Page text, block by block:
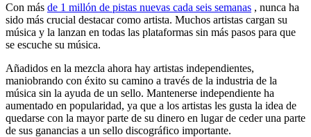
Con más de 1 millón de pistas nuevas cada seis semanas , nunca ha
sido más crucial destacar como artista. Muchos artistas cargan su
música y la lanzan en todas las plataformas sin más pasos para que
se escuche su música.
Añadidos en la mezcla ahora hay artistas independientes,
maniobrando con éxito su camino a través de la industria de la
música sin la ayuda de un sello. Mantenerse independiente ha
aumentado en popularidad, ya que a los artistas les gusta la idea de
quedarse con la mayor parte de su dinero en lugar de ceder una parte
de sus ganancias a un sello discográfico importante.